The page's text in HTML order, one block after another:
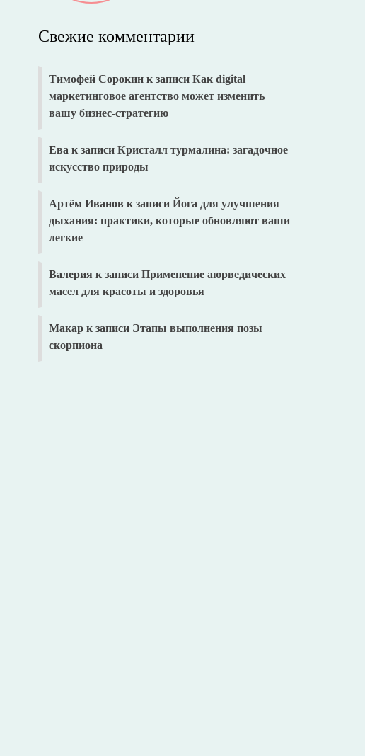
Свежие комментарии
Тимофей Сорокин к записи Как digital
маркетинговое агентство может изменить
вашу бизнес-стратегию
Ева к записи Кристалл турмалина: загадочное
искусство природы
Артём Иванов к записи Йога для улучшения
дыхания: практики, которые обновляют ваши
легкие
Валерия к записи Применение аюрведических
масел для красоты и здоровья
Макар к записи Этапы выполнения позы
скорпиона